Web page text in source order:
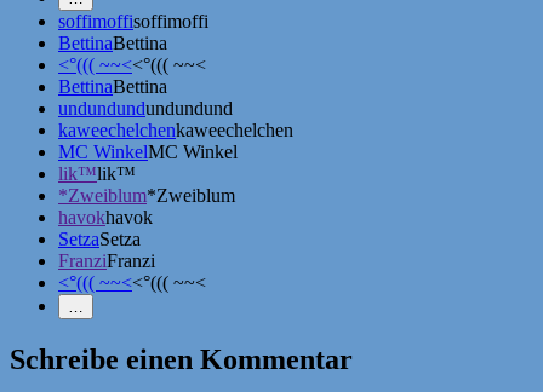
Erwähnungen
zeigen
soffimoffisoffimoffi
BettinaBettina
<°((( ~~<<°((( ~~<
BettinaBettina
undundundundundund
kaweechelchenkaweechelchen
MC WinkelMC Winkel
lik™lik™
*Zweiblum*Zweiblum
havokhavok
SetzaSetza
FranziFranzi
<°((( ~~<<°((( ~~<
…
Erwähnungen
Schreibe einen Kommentar